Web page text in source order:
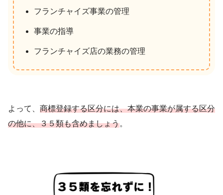
フランチャイズ事業の管理
事業の指導
フランチャイズ店の業務の管理
よって、 商標登録する区分には、本業の事業が属する区分
の他に、３５類も含めましょう。